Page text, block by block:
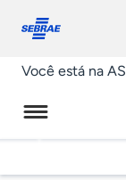
conosco
Você está na